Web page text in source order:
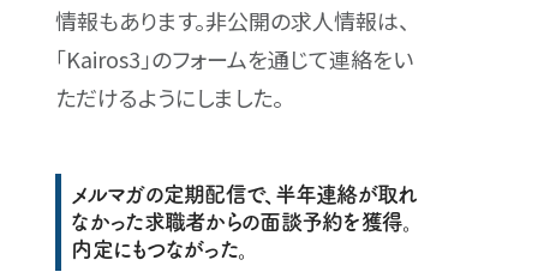
情報もあります。非公開の求人情報は、
「Kairos3」のフォームを通じて連絡をい
ただけるようにしました。
メルマガの定期配信で、半年連絡が取れ
なかった求職者からの面談予約を獲得。
内定にもつながった。